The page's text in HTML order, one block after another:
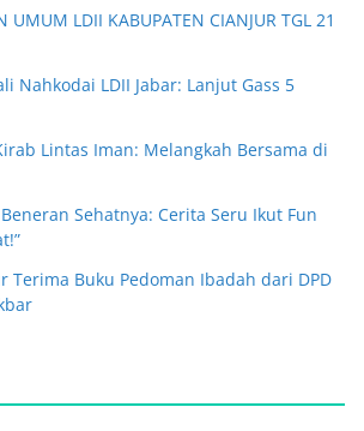
UMUM LDII KABUPATEN CIANJUR TGL 21
Nahkodai LDII Jabar: Lanjut Gass 5
Lintas Iman: Melangkah Bersama di
Sehatnya: Cerita Seru Ikut Fun
Terima Buku Pedoman Ibadah dari DPD